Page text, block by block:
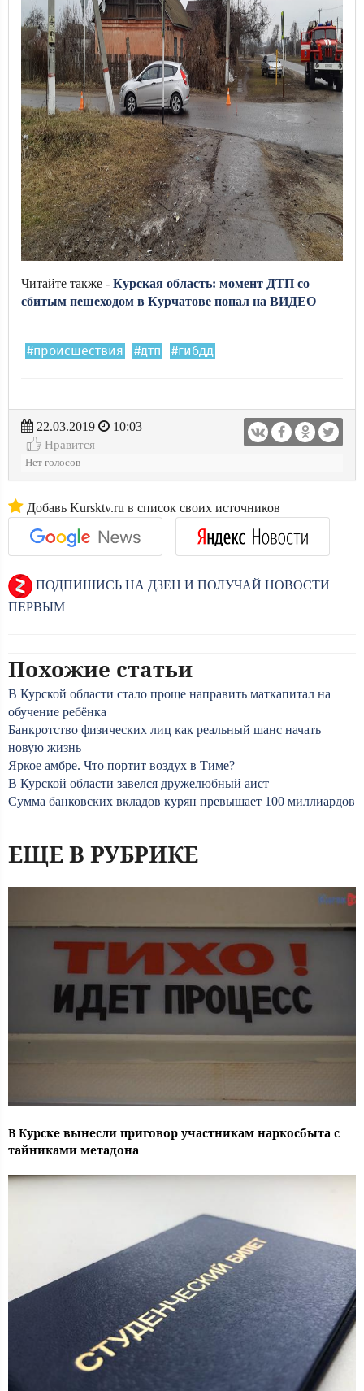
Читайте также - Курская область: момент ДТП со
сбитым пешеходом в Курчатове попал на ВИДЕО
#происшествия #дтп #гибдд
22.03.2019
10:03
Нравится
Нет голосов
Добавь Kursktv.ru в список своих источников
ПОДПИШИСЬ НА ДЗЕН И ПОЛУЧАЙ НОВОСТИ
ПЕРВЫМ
Похожие статьи
В Курской области стало проще направить маткапитал на
обучение ребёнка
Банкротство физических лиц как реальный шанс начать
новую жизнь
Яркое амбре. Что портит воздух в Тиме?
В Курской области завелся дружелюбный аист
Сумма банковских вкладов курян превышает 100 миллиардов
ЕЩЕ В РУБРИКЕ
В Курске вынесли приговор участникам наркосбыта с
тайниками метадона